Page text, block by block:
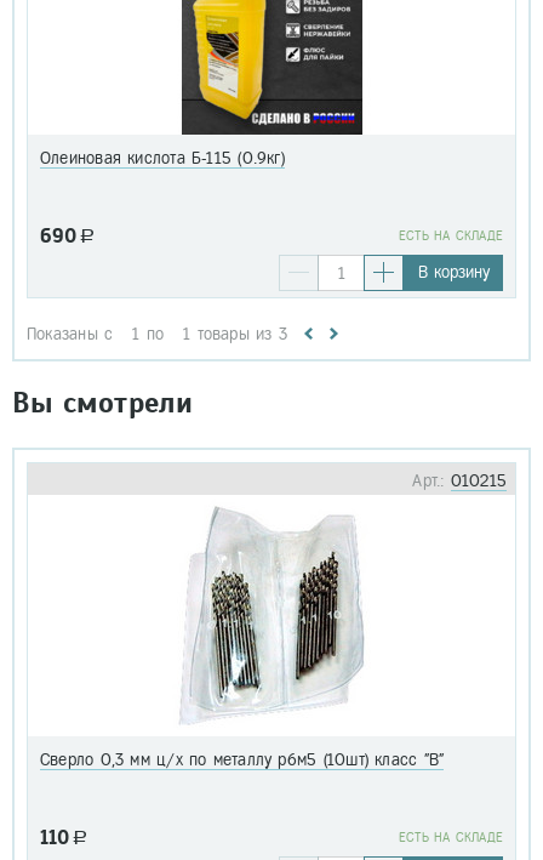
Олеиновая кислота Б-115 (0.9кг)
690 a EСТЬ НА СКЛАДЕ
В корзину
Показаны с 1 по 1 товары из 3
Вы смотрели
Арт.: 010215
Сверло 0,3 мм ц/х по металлу р6м5 (10шт) класс "В"
110 a EСТЬ НА СКЛАДЕ